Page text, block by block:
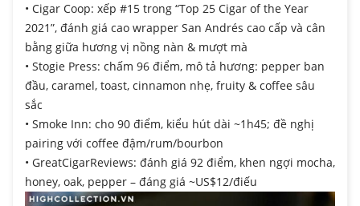
• Cigar Coop: xếp #15 trong “Top 25 Cigar of the Year
2021”, đánh giá cao wrapper San Andrés cao cấp và cân
bằng giữa hương vị nồng nàn & mượt mà
• Stogie Press: chấm 96 điểm, mô tả hương: pepper ban
đầu, caramel, toast, cinnamon nhẹ, fruity & coffee sâu
sắc
• Smoke Inn: cho 90 điểm, kiểu hút dài ~1h45; đề nghị
pairing với coffee đậm/rum/bourbon
• GreatCigarReviews: đánh giá 92 điểm, khen ngợi mocha,
honey, oak, pepper – đáng giá ~US$12/điếu